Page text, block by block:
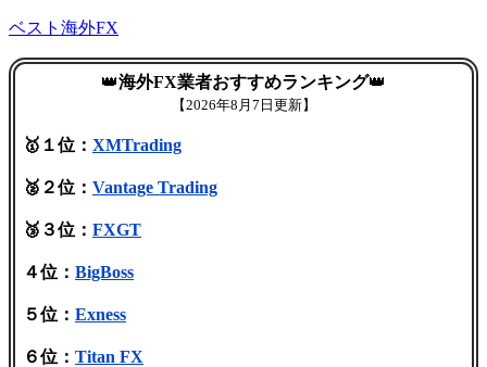
ベスト海外FX
👑海外FX業者おすすめランキング👑
【2026年8月7日更新】
🥇１位： XMTrading
🥈２位： Vantage Trading
🥉３位： FXGT
４位： BigBoss
５位： Exness
６位： Titan FX